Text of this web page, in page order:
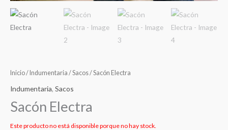
Inicio/ Indumentaria /Sacos/ Sacón Electra
Indumentaria, Sacos
Sacón Electra
Este producto no está disponible porque no hay stock.